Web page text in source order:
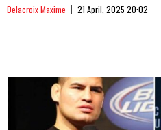
Delacroix Maxime 21 April, 2025 20:02